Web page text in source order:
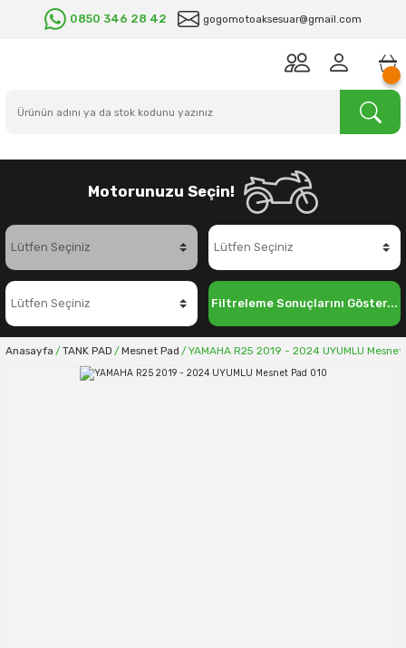
0850 346 28 42 gogomotoaksesuar@gmail.com
Motorunuzu Seçin!
Filtreleme Sonuçlarını Göster...
Anasayfa TANK PAD Mesnet Pad YAMAHA R25 2019 - 2024 UYUMLU